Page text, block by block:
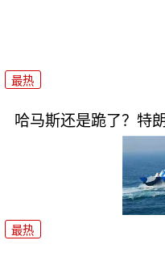
最热
哈马斯还是跪了？特
最热